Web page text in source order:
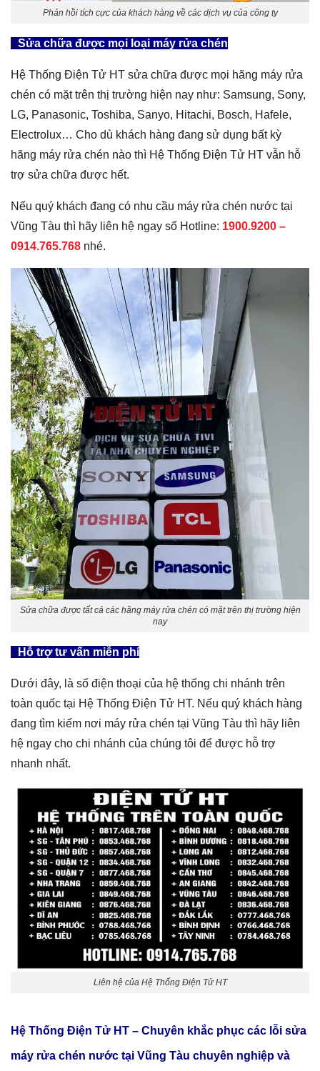
Phản hồi tích cực của khách hàng về các dịch vụ của công ty
Sửa chữa được mọi loại máy rửa chén
Hệ Thống Điện Tử HT sửa chữa được mọi hãng máy rửa
chén có mặt trên thị trường hiện nay như: Samsung, Sony,
LG, Panasonic, Toshiba, Sanyo, Hitachi, Bosch, Hafele,
Electrolux… Cho dù khách hàng đang sử dụng bất kỳ
hãng máy rửa chén nào thì Hệ Thống Điện Tử HT vẫn hỗ
trợ sửa chữa được hết.
Nếu quý khách đang có nhu cầu máy rửa chén nước tại
Vũng Tàu thì hãy liên hệ ngay số Hotline: 1900.9200 –
0914.765.768 nhé.
Sửa chữa được tất cả các hãng máy rửa chén có mặt trên thị trường hiện
nay
Hỗ trợ tư vấn miễn phí
Dưới đây, là số điện thoại của hệ thống chi nhánh trên
toàn quốc tại Hệ Thống Điện Tử HT. Nếu quý khách hàng
đang tìm kiếm nơi máy rửa chén tại Vũng Tàu thì hãy liên
hệ ngay cho chi nhánh của chúng tôi để được hỗ trợ
nhanh nhất.
Liên hệ của Hệ Thống Điện Tử HT
Hệ Thống Điện Tử HT – Chuyên khắc phục các lỗi sửa
máy rửa chén nước tại Vũng Tàu chuyên nghiệp và